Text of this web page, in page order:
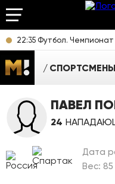
СПОРТСМЕНЫ
ПАВЕЛ
24
Дата
Вес: 85